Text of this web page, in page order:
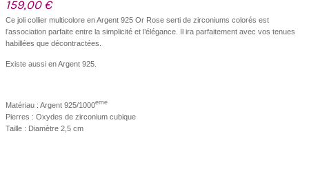
159,00 €
Ce joli collier multicolore en Argent 925 Or Rose serti de zirconiums colorés est
l’association parfaite entre la simplicité et l’élégance. Il ira parfaitement avec vos tenues
habillées que décontractées.
Existe aussi en Argent 925.
Matériau : Argent 925/1000eme
Pierres : Oxydes de zirconium cubique
Taille : Diamètre 2,5 cm